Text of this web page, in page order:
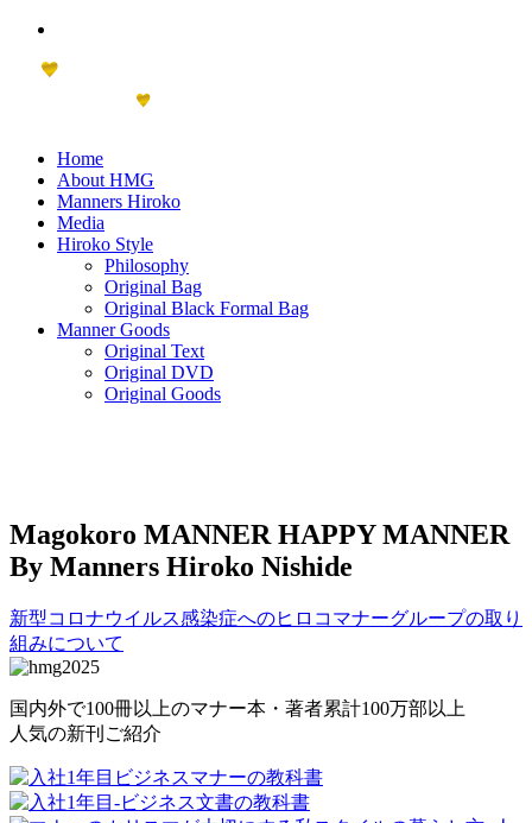
Home
About HMG
Manners Hiroko
Media
Hiroko Style
Philosophy
Original Bag
Original Black Formal Bag
Manner Goods
Original Text
Original DVD
Original Goods
Magokoro MANNER HAPPY MANNER
By Manners Hiroko Nishide
新型コロナウイルス感染症へのヒロコマナーグループの取り
組みについて
国内外で100冊以上のマナー本・著者累計100万部以上
人気の新刊ご紹介